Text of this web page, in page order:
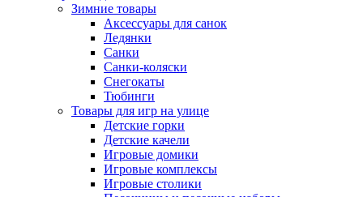
Зимние товары
Аксессуары для санок
Ледянки
Санки
Санки-коляски
Снегокаты
Тюбинги
Товары для игр на улице
Детские горки
Детские качели
Игровые домики
Игровые комплексы
Игровые столики